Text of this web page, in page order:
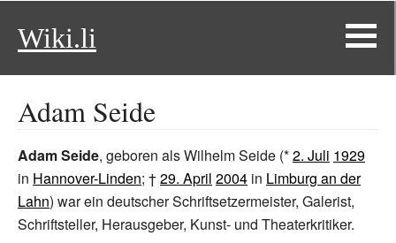
Wiki.li
Adam Seide
Adam Seide, geboren als Wilhelm Seide (*2. Juli 1929
in Hannover-Linden; †29. April 2004 in Limburg an der
Lahn) war ein deutscher Schriftsetzermeister, Galerist,
Schriftsteller, Herausgeber, Kunst- und Theaterkritiker.